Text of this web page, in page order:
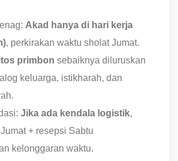
Akad hanya di hari kerja
, perkirakan waktu sholat Jumat.
primbon sebaiknya diluruskan
keluarga, istikharah, dan
Jika ada kendala logistik,
+ resepsi Sabtu
kelonggaran waktu.